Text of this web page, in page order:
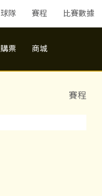
球隊 賽程 比賽數據
購票 商城
賽程